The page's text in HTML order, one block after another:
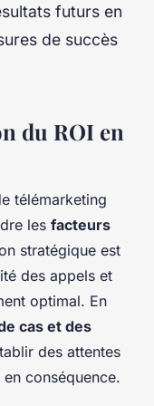
futurs en
de succès
du ROI en
télémarketing
les facteurs
stratégique est
des appels et
optimal. En
cas et des
des attentes
conséquence.